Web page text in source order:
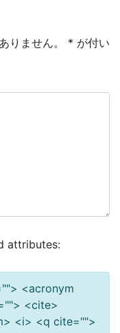
りません。 * が付い
attributes:
<acronym
<cite>
<i> <q cite="">